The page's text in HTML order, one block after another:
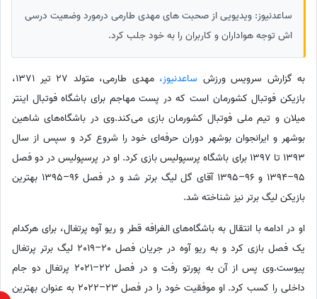
ساعدنیوز: ویدیویی از صحبت های مهدی طارمی درمورد وضعیت درسی
اش توجه هواداران و کاربران را به خود جلب کرد.
به گزارش سرویس ورزش ساعدنیوز،
مهدی طارمی، متولد 27 تیر 1371،
بازیکن فوتبال کشورمان است که در پست مهاجم برای باشگاه فوتبال اینتر
میلان و تیم ملی فوتبال کشورمان بازی می‌کند.وی در باشگاه‌های شاهین
بوشهر و ایرانجوان بوشهر دوران حرفه‌ای خود را شروع کرد و سپس از سال
1393 تا 1397 برای باشگاه پرسپولیس بازی کرد. او در پرسپولیس در دو فصل
95–1394 و 96–1395 آقای گل لیگ برتر شد و در فصل 96–1395 بهترین
بازیکن لیگ برتر نیز شناخته شد.
او در ادامه با انتقال به باشگاه‌های الغرافه قطر و ریو آوه پرتغال، برای هرکدام
یک فصل بازی کرد و به ریو آوه در جریان فصل 20–2019 لیگ برتر پرتغال
پیوست.وی پس از آن به پورتو رفت و در فصل 22–2021 پرتغال دو جام
داخلی را کسب کرد. او موفقیت خود را در فصل 23–2022 به عنوان بهترین